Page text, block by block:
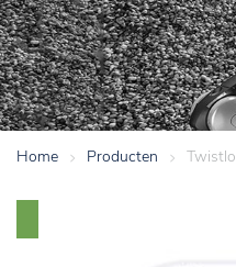
Home > Producten >